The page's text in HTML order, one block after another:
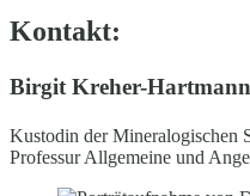
Kontakt:
Birgit Kreher-
Kustodin der Mineralogischen
Professur Allgemeine und